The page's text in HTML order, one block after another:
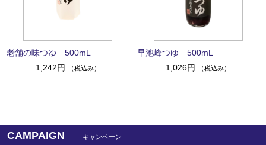
老舗の味つゆ 500mL
1,242円
（税込み）
早池峰つゆ 500mL
1,026円
（税込み）
CAMPAIGN キャンペーン